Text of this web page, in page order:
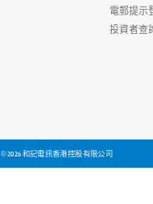
電郵提示
投資者查
©2026 和記電訊香港控股有限公司